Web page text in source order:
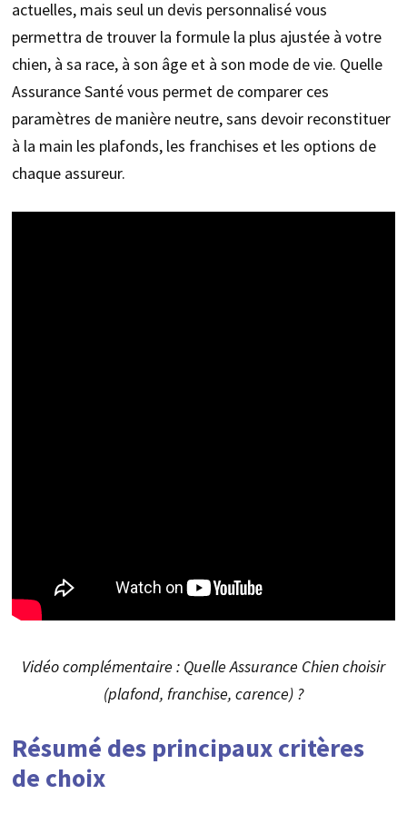
actuelles, mais seul un devis personnalisé vous
permettra de trouver la formule la plus ajustée à votre
chien, à sa race, à son âge et à son mode de vie. Quelle
Assurance Santé vous permet de comparer ces
paramètres de manière neutre, sans devoir reconstituer
à la main les plafonds, les franchises et les options de
chaque assureur.
Vidéo complémentaire : Quelle Assurance Chien choisir
(plafond, franchise, carence) ?
Résumé des principaux critères
de choix